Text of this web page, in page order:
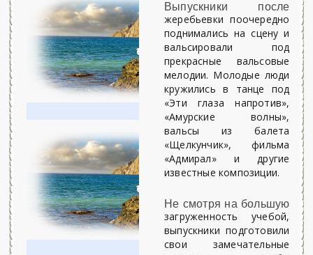
Выпускники после
жеребьевки поочередно
поднимались на сцену и
вальсировали под
прекрасные вальсовые
мелодии. Молодые люди
кружились в танце под
«Эти глаза напротив»,
«Амурские волны»,
вальсы из балета
«Щелкунчик», фильма
«Адмирал» и другие
известные композиции.
Не смотря на большую
загруженность учебой,
выпускники подготовили
свои замечательные